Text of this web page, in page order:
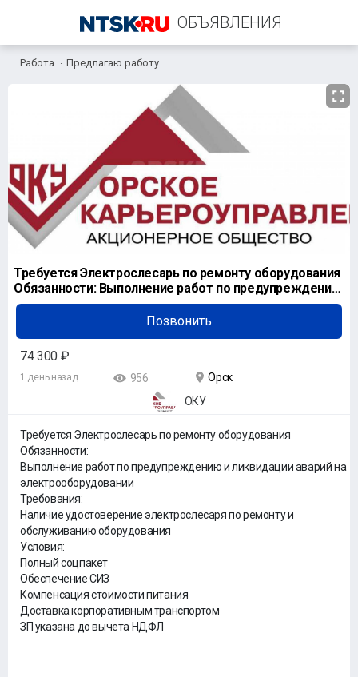
ОБЪЯВЛЕНИЯ
+7 (922) 883-71-08
Работа Предлагаю работу
Требуется Электрослесарь по ремонту оборудования
Обязанности: Выполнение работ по предупреждению
и л
Позвонить
74 300 ₽
1 день назад 956
Орск
ОКУ
Требуется Электрослесарь по ремонту оборудования
Обязанности:
Выполнение работ по предупреждению и ликвидации аварий на
электрооборудовании
Требования:
Наличие удостоверение электрослесаря по ремонту и
обслуживанию оборудования
Условия:
Полный соцпакет
Обеспечение СИЗ
Компенсация стоимости питания
Доставка корпоративным транспортом
ЗП указана до вычета НДФЛ